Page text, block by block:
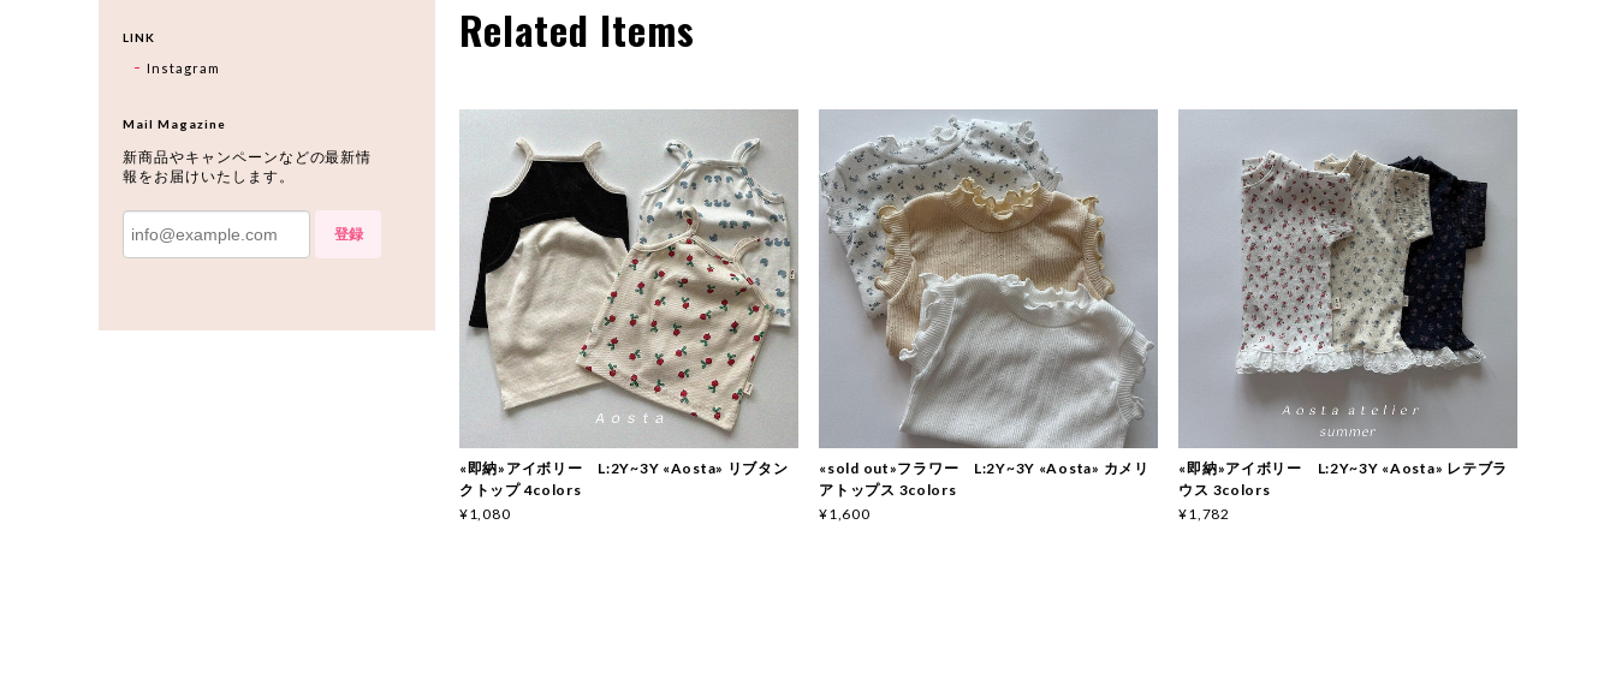
Related Items
«即納»アイボリー L:2Y~3Y «Aosta» リブタン
クトップ 4colors
¥1,080
«sold out»フラワー L:2Y~3Y «Aosta» カメリ
アトップス 3colors
¥1,600
«即納»アイボリー L:2Y~3Y «Aosta» レテブラ
ウス 3colors
¥1,782
LINK
Instagram
Mail Magazine
新商品やキャンペーンなどの最新情
報をお届けいたします。
登録